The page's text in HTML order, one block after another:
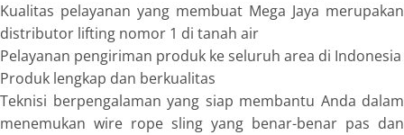
Kualitas pelayanan yang membuat Mega Jaya merupakan
distributor lifting nomor 1 di tanah air
Pelayanan pengiriman produk ke seluruh area di Indonesia
Produk lengkap dan berkualitas
Teknisi berpengalaman yang siap membantu Anda dalam
menemukan wire rope sling yang benar-benar pas dan